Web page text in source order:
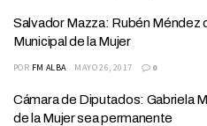
Salvador Mazza: Rubén Méndez
Municipal de la Mujer
POR FM ALBA MAYO 26, 2017 0
Cámara de Diputados: Gabriela
de la Mujer sea permanente